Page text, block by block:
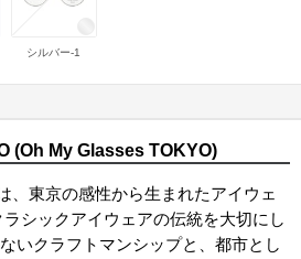
シルバー-1
(Oh My Glasses TOKYO)
、東京の感性から生まれたアイウェ
シックアイウェアの伝統を大切にし
いクラフトマンシップと、都市とし